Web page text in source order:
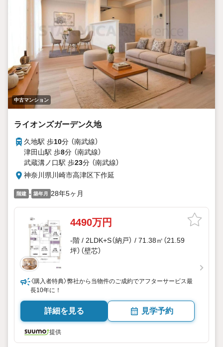
中古マンション
ライオンズガーデン久地
久地駅 歩10分 （南武線）
津田山駅 歩8分 （南武線）
武蔵溝ノ口駅 歩23分 （南武線）
神奈川県川崎市高津区下作延
階建 - 築年月 28年5ヶ月
4490万円
-階 / 2LDK+S（納戸） / 71.38㎡（21.59
坪）（壁芯）
〈購入者特典〉弊社から当物件のご成約でアフターサービス最
長10年に！
詳細を見る 見学予約
提供